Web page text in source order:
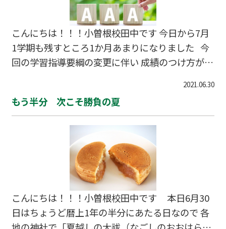
こんにちは！！！小曽根校田中です 今日から7月
1学期も残すところ1か月あまりになりました 今
回の学習指導要綱の変更に伴い 成績のつけ方が変
点に変更されるのです 一番の変更点は 「生きる
力」を育むことに重点がおかれ 多様性への理解や
主体性、問題解決能力の育成がメインになること
です ●知識・技能 （何を理解しているか？何
ができるか？） 定期テストや小テストなどのペー
パーテストの結果など ●思考・判断・表現
（理解していること・できることをどう使う
か？） 論述やレポート作成・発表・グループで
の…
2021.06.30
もう半分 次こそ勝負の夏
こんにちは！！！小曽根校田中です 本日6月30
日はちょうど暦上1年の半分にあたる日なので 各